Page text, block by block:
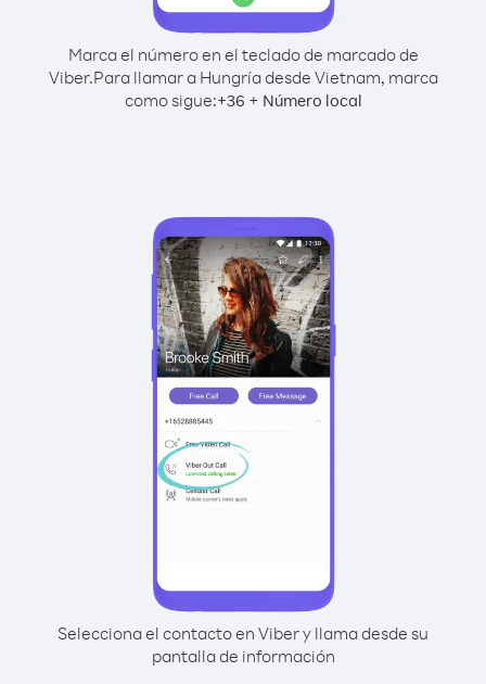
Marca el número en el teclado de marcado de
Viber.Para llamar a Hungría desde Vietnam, marca
como sigue:+36 + Número local
Selecciona el contacto en Viber y llama desde su
pantalla de información